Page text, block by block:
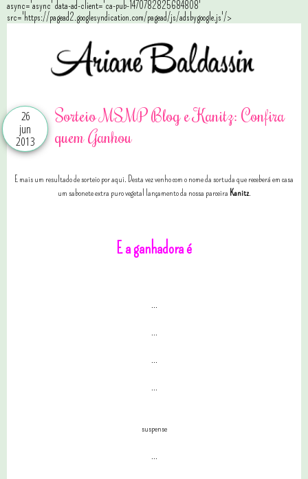
async='async' data-ad-client='ca-pub-1470782825684808'
src='https://pagead2.googlesyndication.com/pagead/js/adsbygoogle.js'/>
26
jun
2013
Sorteio MSMP Blog e Kanitz: Confira
quem Ganhou
E mais um resultado de sorteio por aqui. Desta vez venho com o nome da sortuda que receberá em casa
um sabonete extra puro vegetal lançamento da nossa parceira Kanitz.
E a ganhadora é
suspense